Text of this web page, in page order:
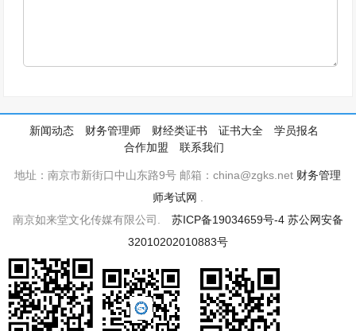
新闻动态 财务管理师 财经类证书 证书大全
学员报名
合作加盟
联系我们
地址：南京市新街口中山东路9号 邮箱：china@zgks.net 财务管理
师考试网
南京如来堂文化传媒有限公司. 苏ICP备19034659号-4 苏公网安备
32010202010883号